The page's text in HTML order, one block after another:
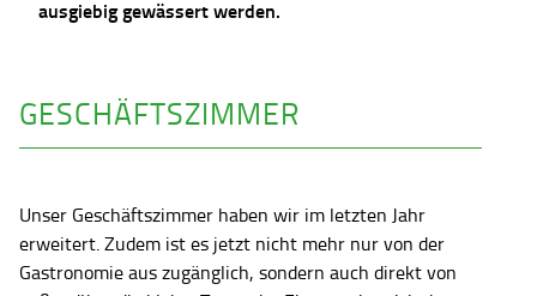
ausgiebig gewässert werden.
GESCHÄFTSZIMMER
Unser Geschäftszimmer haben wir im letzten Jahr
erweitert. Zudem ist es jetzt nicht mehr nur von der
Gastronomie aus zugänglich, sondern auch direkt von